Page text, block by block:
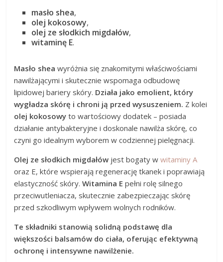
masło shea,
olej kokosowy,
olej ze słodkich migdałów,
witaminę E.
Masło shea wyróżnia się znakomitymi właściwościami
nawilżającymi i skutecznie wspomaga odbudowę
lipidowej bariery skóry. Działa jako emolient, który
wygładza skórę i chroni ją przed wysuszeniem. Z kolei
olej kokosowy to wartościowy dodatek – posiada
działanie antybakteryjne i doskonale nawilża skórę, co
czyni go idealnym wyborem w codziennej pielęgnacji.
Olej ze słodkich migdałów jest bogaty wwitaminy A
oraz E, które wspierają regenerację tkanek i poprawiają
elastyczność skóry.Witamina E pełni rolę silnego
przeciwutleniacza, skutecznie zabezpieczając skórę
przed szkodliwym wpływem wolnych rodników.
Te składniki stanowią solidną podstawę dla
większości balsamów do ciała, oferując efektywną
ochronę i intensywne nawilżenie.